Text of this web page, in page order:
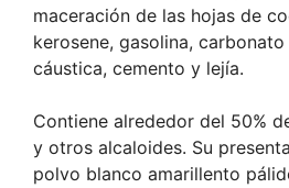
maceración de las hojas de
kerosene, gasolina,
cáustica, cemento y lejía.
Contiene alrededor del 50%
y otros alcaloides. Su
polvo blanco amarillento